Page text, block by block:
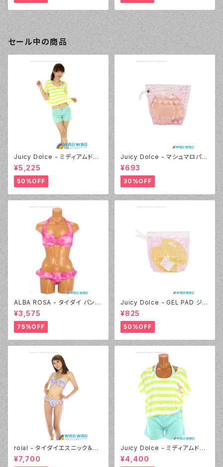
セール中の商品
Juicy Dolce - ミディアムドッ
ト（4412 - 60:グリーン）
¥5,225
50%OFF
Juicy Dolce - マシュマロパッ
ド（032 - 40:イエロー）
¥693
30%OFF
ALBA ROSA - タイダイ バンド
ゥ（14407 - 12:ピンク）
¥3,575
75%OFF
Juicy Dolce - GEL PAD ジェ
ルパッド（030 - 40:イエロー）
¥825
50%OFF
roial - タイダイエスニック＆デ
ニムプリント（24405 - 80:パー
プル）
¥7,700
Juicy Dolce - ミディアムドッ
ト（3405 - 60:グリーン）
¥4,400